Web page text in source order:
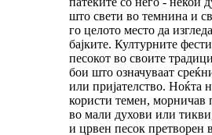
што свети во темнина и
го целото место да
бајките. Културните
песокот во своите
бои што означуваат
или пријателство. Ноќта
користи темен, морничав
во мали духови или
и црвен песок претворен